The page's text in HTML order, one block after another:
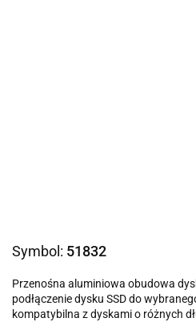
Symbol: 51832
Przenośna aluminiowa obudowa
podłączenie dysku SSD do
kompatybilna z dyskami o różnych